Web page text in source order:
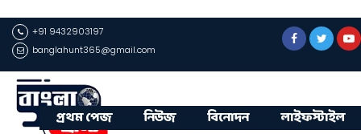
+91 9432903197
banglahunt365@gmail.com
প্রথম পেজ নিউজ বিনোদন
লাইফস্টাইল